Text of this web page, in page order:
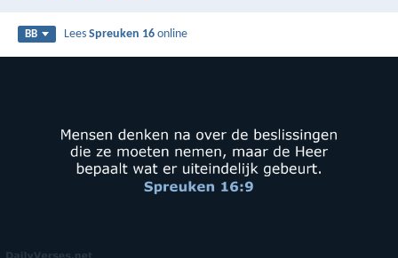
BB LeesSpreuken 16 online